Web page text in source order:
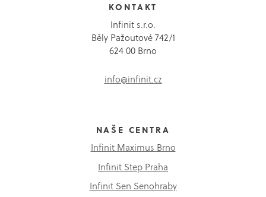
KONTAKT
Infinit s.r.o.
Běly Pažoutové 742/1
624 00 Brno
info@infinit.cz
NAŠE CENTRA
Infinit Maximus Brno
Infinit Step Praha
Infinit Sen Senohraby